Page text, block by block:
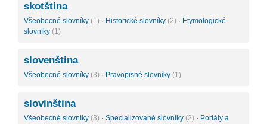
skotština
Všeobecné slovníky (1) · Historické slovníky (2) · Etymologické
slovníky (1)
slovenština
Všeobecné slovníky (3) · Pravopisné slovníky (1)
slovinština
Všeobecné slovníky (3) · Specializované slovníky (2) · Portály a